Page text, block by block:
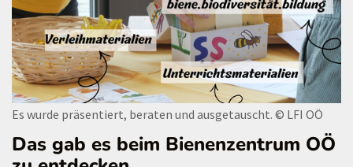
Es wurde präsentiert, beraten und ausgetauscht. © LFI OÖ
Das gab es beim Bienenzentrum OÖ